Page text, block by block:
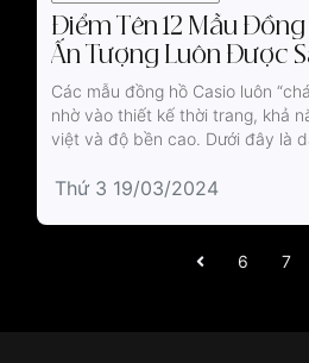
Điểm Tên 12 Mẫu
Ấn Tượng Luôn Được
Các mẫu đồng hồ Casio luôn
nhờ vào thiết kế thời trang, khả
việt và độ bền cao. Dưới đây là
Thứ 3 19/03/2024
6 7